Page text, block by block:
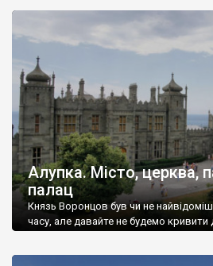
Алупка. Місто, церква,
палац
Князь Воронцов був чи не
часу, але давайте не будемо